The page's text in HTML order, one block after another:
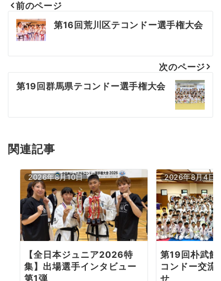
投
稿
ナ
ビ
ゲ
ョ
ン
前のページ
第16回荒川区テコンドー選手権大会
次のページ
第19回群馬県テコンドー選手権大会
関連記事
2026年8月10日
【全日本ジュニア2026特
集】出場選手インタビュー
第1弾
2026年8月4日
第19回朴武
コンドー交流
せ